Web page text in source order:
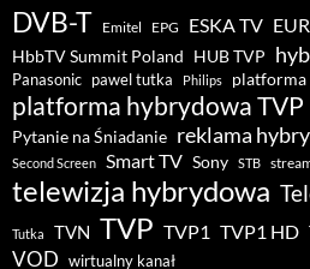
DVB-T Emitel EPG ESKA TV
HbbTV Summit Poland HUB TVP
Panasonic pawel tutka Philips platforma
platforma hybrydowa TVP
Pytanie na Śniadanie reklama
Second Screen Smart TV Sony STB
telewizja hybrydowa
Tutka TVN TVP TVP1 TVP1 HD
VOD wirtualny kanał